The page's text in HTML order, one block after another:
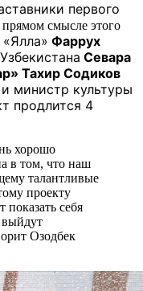
первого
прямом смысле этого
Фаррух
Севара
Тахир Содиков
министр культуры
продлится 4
хорошо
в том, что наш
талантливые
проекту
показать себя
выйдут
Озодбек